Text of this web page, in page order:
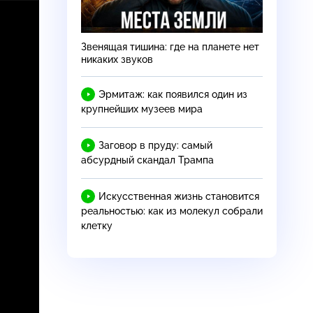
Звенящая тишина: где на планете нет
никаких звуков
Эрмитаж: как появился один из
крупнейших музеев мира
Заговор в пруду: самый
абсурдный скандал Трампа
Искусственная жизнь становится
реальностью: как из молекул собрали
клетку